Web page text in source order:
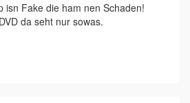
isn Fake die ham nen Schaden!
da seht nur sowas.